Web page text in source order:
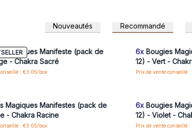
attirés par leur beauté exquise, mais seront également
Manifestes Magiques et regardez-les illuminer la
paquet contient 12 bougies (sauf MMC-11).
Nouveautés Recommandé
vous ou inscrivez-vous pour accéder
aux prix de gros
Magiques Manifeste (pack de
- Chakra Sacré
: €3.05/box
Connectez-vous
6x Bougies
12) - Vert -
Prix de vente conseillé
Magiques Manifestes (pack de
- Chakra Racine
: €3.05/box
6x Bougies
12) - Violet -
Prix de vente conseillé